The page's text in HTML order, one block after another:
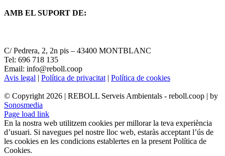
AMB EL SUPORT DE:
C/ Pedrera, 2, 2n pis – 43400 MONTBLANC
Tel: 696 718 135
Email: info@reboll.coop
Avis legal | Política de privacitat | Política de cookies
© Copyright 2026 | REBOLL Serveis Ambientals - reboll.coop | by
Sonosmedia
Page load link
En la nostra web utilitzem cookies per millorar la teva experiència
d’usuari. Si navegues pel nostre lloc web, estaràs acceptant l’ús de
les cookies en les condicions establertes en la present Política de
Cookies.